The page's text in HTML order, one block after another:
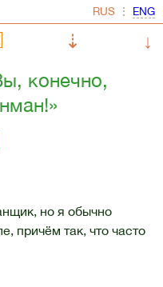
⋮
⇣
↓
конечно,
но я обычно
причём так, что часто